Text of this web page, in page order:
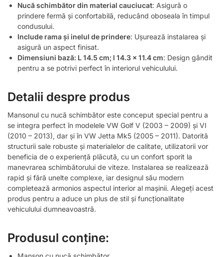
Nucă schimbător din material cauciucat: Asigură o
prindere fermă și confortabilă, reducând oboseala în timpul
condusului.
Include rama și inelul de prindere: Ușurează instalarea și
asigură un aspect finisat.
Dimensiuni bază: L 14.5 cm; l 14.3 x 11.4 cm: Design gândit
pentru a se potrivi perfect în interiorul vehiculului.
Detalii despre produs
Mansonul cu nucă schimbător este conceput special pentru a
se integra perfect în modelele VW Golf V (2003 – 2009) și VI
(2010 – 2013), dar și în VW Jetta Mk5 (2005 – 2011). Datorită
structurii sale robuste și materialelor de calitate, utilizatorii vor
beneficia de o experiență plăcută, cu un confort sporit la
manevrarea schimbătorului de viteze. Instalarea se realizează
rapid și fără unelte complexe, iar designul său modern
completează armonios aspectul interior al mașinii. Alegeți acest
produs pentru a aduce un plus de stil și funcționalitate
vehiculului dumneavoastră.
Produsul conține: